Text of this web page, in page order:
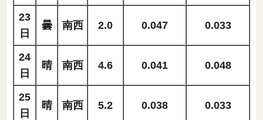
23
日
曇 南西 2.0 0.047 0.033
24
日
晴 南西 4.6 0.041 0.048
25
日
晴 南西 5.2 0.038 0.033